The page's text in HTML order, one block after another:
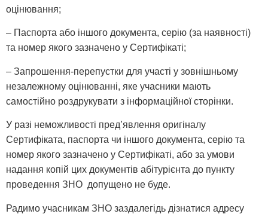
оцінювання;
– Паспорта або іншого документа, серію (за наявності)
та номер якого зазначено у Сертифікаті;
– Запрошення-перепустки для участі у зовнішньому
незалежному оцінюванні, яке учасники мають
самостійно роздрукувати з інформаційної сторінки.
У разі неможливості пред’явлення оригіналу
Сертифіката, паспорта чи іншого документа, серію та
номер якого зазначено у Сертифікаті, або за умови
надання копій цих документів абітурієнта до пункту
проведення ЗНО допущено не буде.
Радимо учасникам ЗНО заздалегідь дізнатися адресу